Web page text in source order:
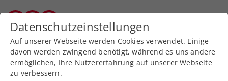
Zurück zur Newsübersicht
Rollstuhltennis
Datenschutzeinstellungen
Auf unserer Webseite werden Cookies verwendet. Einige
davon werden zwingend benötigt, während es uns andere
ermöglichen, Ihre Nutzererfahrung auf unserer Webseite
zu verbessern.